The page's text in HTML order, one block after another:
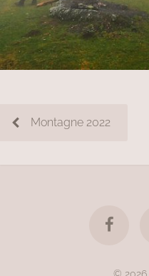
Montagne 2022
© 2026